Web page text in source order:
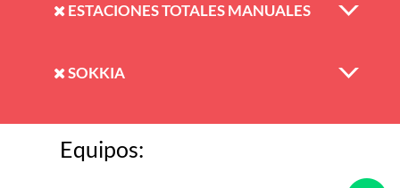
ESTACIONES TOTALES MANUALES
SOKKIA
Equipos: